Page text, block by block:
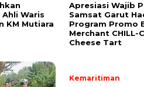
Waris
KM Mutiara
Apresiasi Wajib
Samsat Garut
Program Promo
Merchant CHILL-
Cheese Tart
Kemaritiman